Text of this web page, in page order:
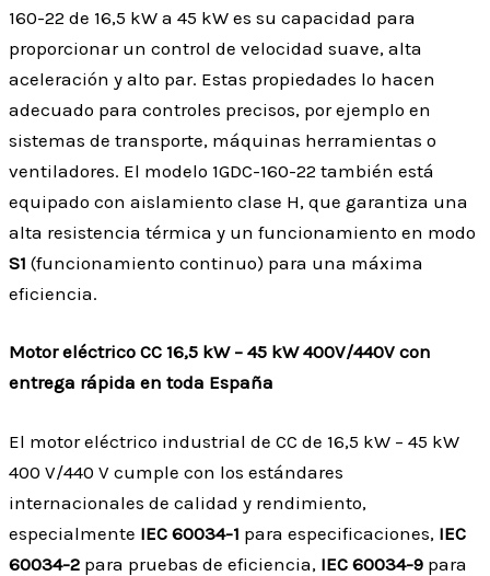
160-22 de 16,5 kW a 45 kW es su capacidad para
proporcionar un control de velocidad suave, alta
aceleración y alto par. Estas propiedades lo hacen
adecuado para controles precisos, por ejemplo en
sistemas de transporte, máquinas herramientas o
ventiladores. El modelo 1GDC-160-22 también está
equipado con aislamiento clase H, que garantiza una
alta resistencia térmica y un funcionamiento en modo
S1 (funcionamiento continuo) para una máxima
eficiencia.
Motor eléctrico CC 16,5 kW – 45 kW 400V/440V con
entrega rápida en toda España
El motor eléctrico industrial de CC de 16,5 kW – 45 kW
400 V/440 V cumple con los estándares
internacionales de calidad y rendimiento,
especialmente IEC 60034-1 para especificaciones, IEC
60034-2 para pruebas de eficiencia, IEC 60034-9 para